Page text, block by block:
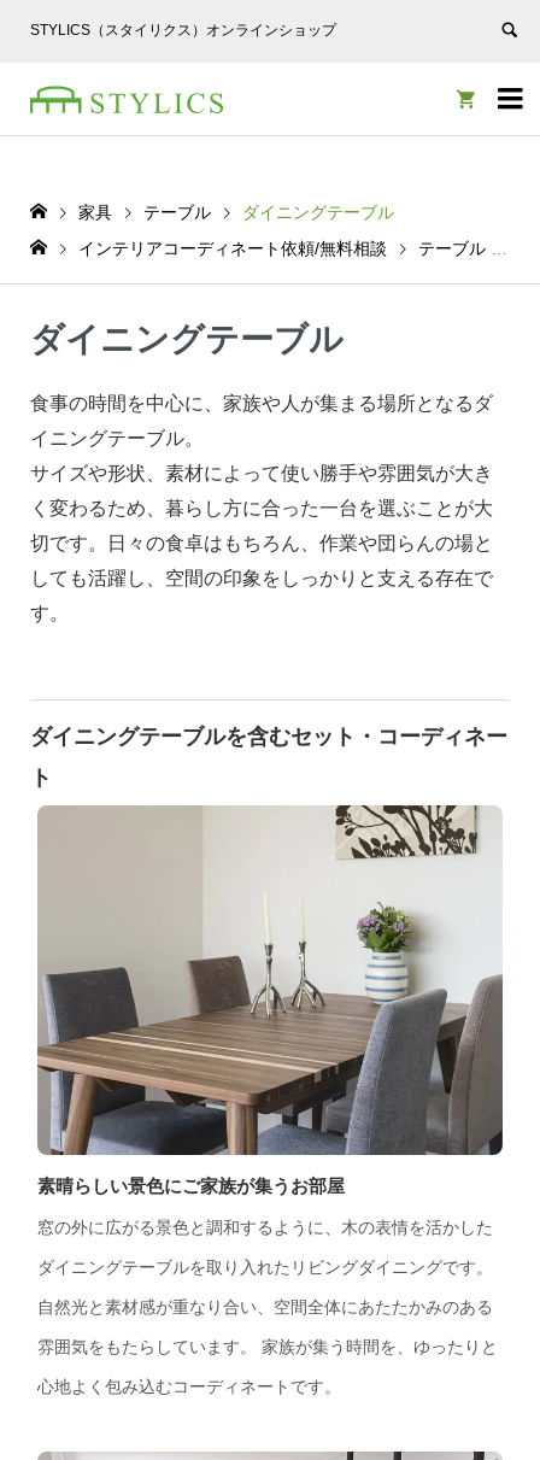
STYLICS（スタイリクス）オンラインショップ


家具 テーブル
ダイニングテーブル
インテリアコーディネート依頼/無料相談
テーブル
ダイニングテーブル
食事の時間を中心に、家族や人が集まる場所となるダ
イニングテーブル。
サイズや形状、素材によって使い勝手や雰囲気が大き
く変わるため、暮らし方に合った一台を選ぶことが大
切です。日々の食卓はもちろん、作業や団らんの場と
しても活躍し、空間の印象をしっかりと支える存在で
す。
ダイニングテーブルを含むセット・コーディネー
ト
素晴らしい景色にご家族が集うお部屋
窓の外に広がる景色と調和するように、木の表情を活かした
ダイニングテーブルを取り入れたリビングダイニングです。
自然光と素材感が重なり合い、空間全体にあたたかみのある
雰囲気をもたらしています。 家族が集う時間を、ゆったりと
心地よく包み込むコーディネートです。